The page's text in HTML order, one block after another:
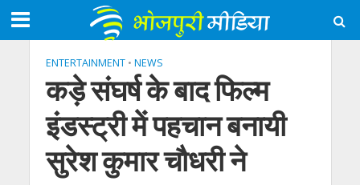
ENTERTAINMENT • NEWS
कड़े संघर्ष के बाद फिल्म
इंडस्ट्री में पहचान बनायी
सुरेश कुमार चौधरी ने